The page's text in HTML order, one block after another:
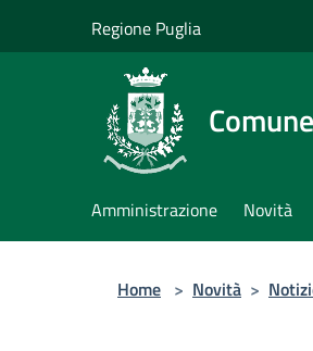
Regione Puglia
Amministrazione Novità
Home > Novità >